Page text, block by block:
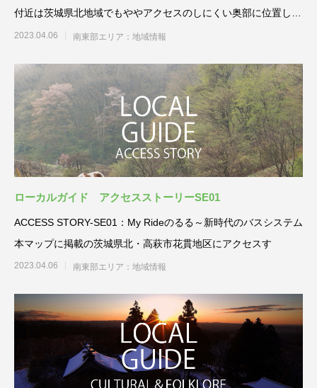
付近は茨城県北地域でもややアクセスのしにくい奥部に位置し、
標高が
2023.04.06 南東部エリア：地域情報
ローカルガイド アクセスストーリーSE01
ACCESS STORY-SE01：My Rideのるる～新時代のバスシステム
本マップに掲載の茨城県北・高萩市花貫地区にアクセスす
2023.04.06 南東部エリア：地域情報